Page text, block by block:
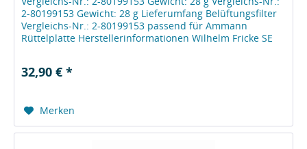
2-80199153 Gewicht: 28 g Lieferumfang Belüftungsfilter
Vergleichs-Nr.: 2-80199153 passend für Ammann
Rüttelplatte Herstellerinformationen Wilhelm Fricke SE
32,90 € *
Merken